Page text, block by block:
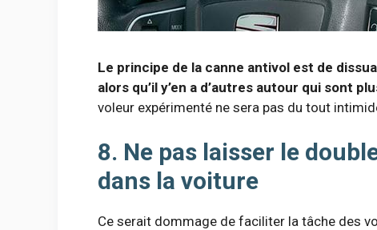
Le principe de la canne antivol est de
alors qu’il y’en a d’autres autour qui sont
voleur expérimenté ne sera pas du tout
8. Ne pas laisser le
dans la voiture
Ce serait dommage de faciliter la tâche des